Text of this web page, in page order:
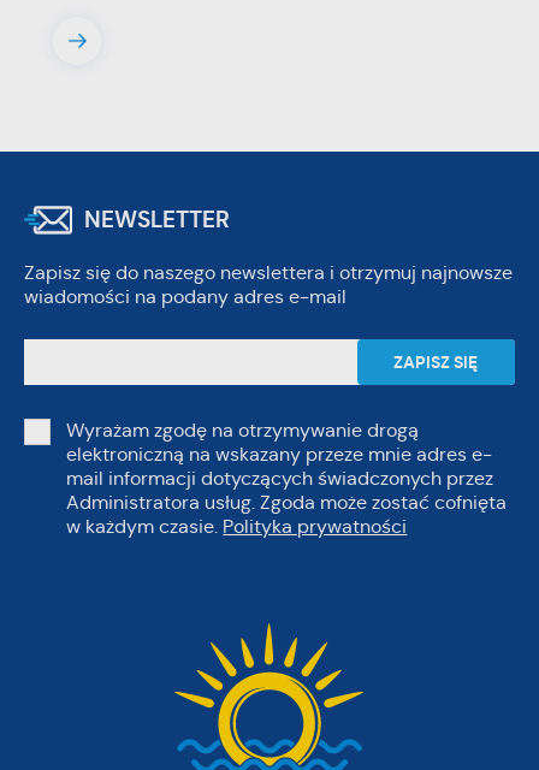
NEWSLETTER
Zapisz się do naszego newslettera i otrzymuj najnowsze
wiadomości na podany adres e-mail
Wyrażam zgodę na otrzymywanie drogą
elektroniczną na wskazany przeze mnie adres e-
mail informacji dotyczących świadczonych przez
Administratora usług. Zgoda może zostać cofnięta
w każdym czasie. Polityka prywatności